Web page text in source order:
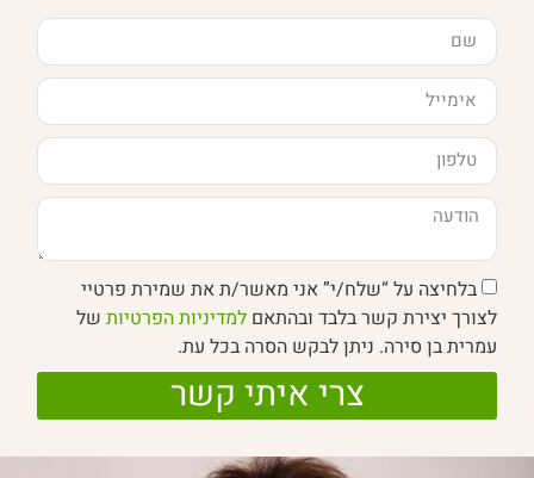
בלחיצה על “שלח/י” אני מאשר/ת את שמירת פרטיי
לצורך יצירת קשר בלבד ובהתאםלמדיניות הפרטיות של
עמרית בן סירה. ניתן לבקש הסרה בכל עת.
צרי איתי קשר